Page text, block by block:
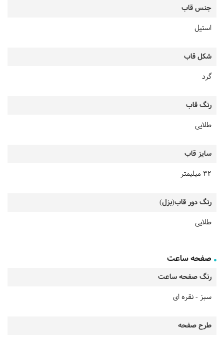
جنس قاب
استیل
شکل قاب
گرد
رنگ قاب
طلایی
سایز قاب
32 میلیمتر
رنگ دور قاب(بزل)
طلایی
صفحه ساعت
رنگ صفحه ساعت
سبز - نقره ای
طرح صفحه